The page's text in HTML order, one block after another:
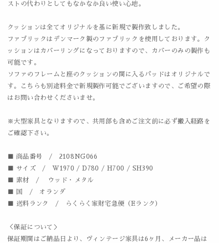
ストの代わりとしてもなかなか良い使い心地。
クッションは全てオリジナルを基に新規で製作致しました。
ファブリックはデンマーク製のファブリックを使用しております。ク
ッションはカバーリングになっておりますので、カバーのみの製作も
可能です。
ソファのフレームと座のクッションの間に入るパッドはオリジナルで
す。こちらも別途料金で新規製作可能でございますので、ご希望の際
はお問い合わせくださいませ。
※大型家具となりますので、共用部も含めご注文前に必ず搬入経路を
ご確認下さい。
■ 商品番号 / 2108NG066
■ サイズ / W1970 / D780 / H700 / SH390
■ 素材 / ウッド・メタル
■ 国 / オランダ
■ 送料ランク / らくらく家財宅急便（Eランク）
＜保証について＞
保証期間はご納品日より、ヴィンテージ家具は6ヶ月、メーカー品は